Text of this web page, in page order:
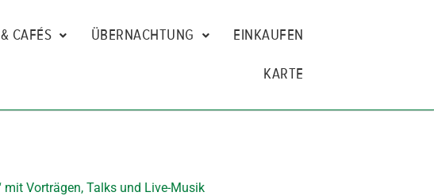
CAFÉS ÜBERNACHTUNG EINKAUFEN
KARTE
mit Vorträgen, Talks und Live-Musik